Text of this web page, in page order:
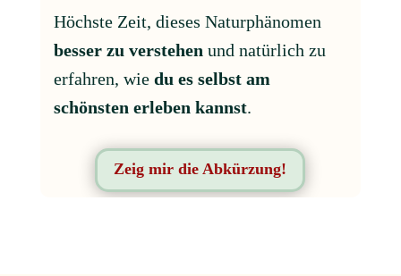
Höchste Zeit, dieses Naturphänomen
besser zu verstehen und natürlich zu
erfahren, wie du es selbst am
schönsten erleben kannst.
Zeig mir die Abkürzung!